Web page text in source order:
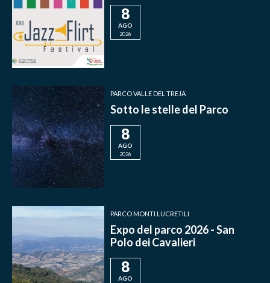
8
AGO
2026
PARCO VALLE DEL TREJA
Sotto le stelle del Parco
8
AGO
2026
PARCO MONTI LUCRETILI
Expo del parco 2026 - San
Polo dei Cavalieri
8
AGO